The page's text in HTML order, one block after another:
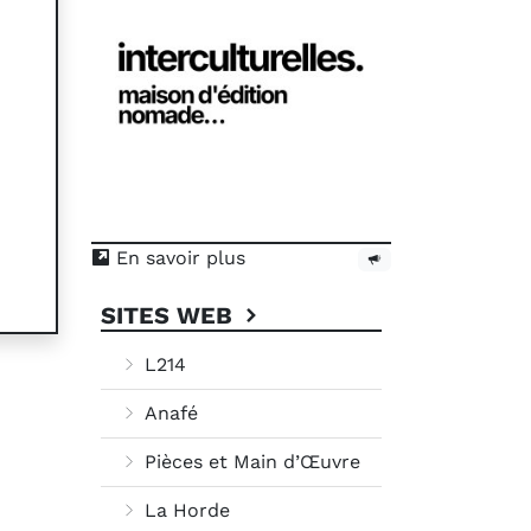
En savoir plus
SITES WEB
L214
Anafé
Pièces et Main d’Œuvre
La Horde